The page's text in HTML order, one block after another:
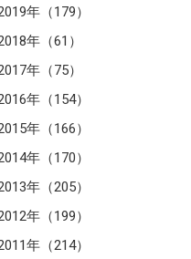
年（179）
年（61）
年（75）
年（154）
年（166）
年（170）
年（205）
年（199）
年（214）